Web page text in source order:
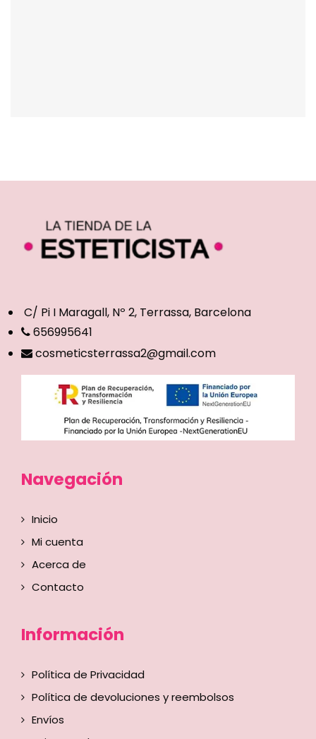
C/ Pi I Maragall, Nº 2, Terrassa, Barcelona
656995641
cosmeticsterrassa2@gmail.com
Navegación
Inicio
Mi cuenta
Acerca de
Contacto
Información
Política de Privacidad
Política de devoluciones y reembolsos
Envíos